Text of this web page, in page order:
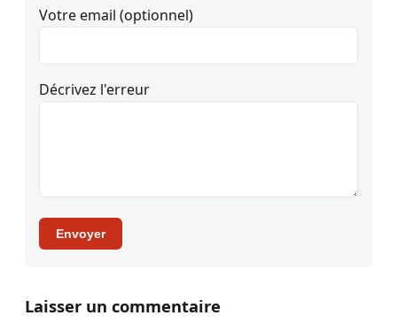
Votre email (optionnel)
Décrivez l'erreur
Envoyer
Laisser un commentaire